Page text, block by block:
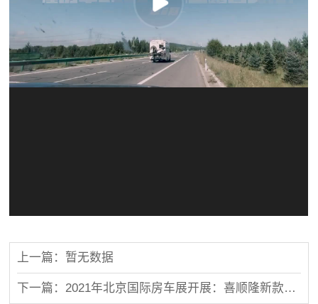
上一篇：暂无数据
下一篇：2021年北京国际房车展开展：喜顺隆新款房车引人注目